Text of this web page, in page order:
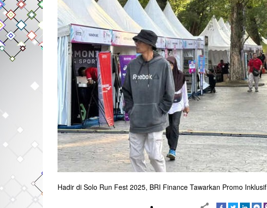
Hadir di Solo Run Fest 2025, BRI Finance Tawarkan Promo Inklusif